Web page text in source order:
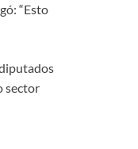
“Esto
sector